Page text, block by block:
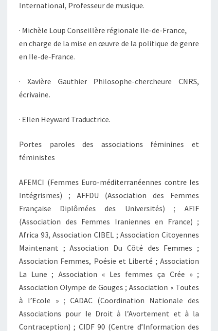
International, Professeur de musique.
· Michèle Loup Conseillère régionale Ile-de-France,
en charge de la mise en œuvre de la politique de genre
en Ile-de-France.
· Xavière Gauthier Philosophe-chercheure CNRS,
écrivaine.
· Ellen Heyward Traductrice.
Portes paroles des associations féminines et
féministes
AFEMCI (Femmes Euro-méditerranéennes contre les
Intégrismes) ; AFFDU (Association des Femmes
Française Diplômées des Universités) ; AFIF
(Association des Femmes Iraniennes en France) ;
Africa 93, Association CIBEL ; Association Citoyennes
Maintenant ; Association Du Côté des Femmes ;
Association Femmes, Poésie et Liberté ; Association
La Lune ; Association « Les femmes ça Crée » ;
Association Olympe de Gouges ; Association « Toutes
à l’Ecole » ; CADAC (Coordination Nationale des
Associations pour le Droit à l’Avortement et à la
Contraception) ; CIDF 90 (Centre d’Information des